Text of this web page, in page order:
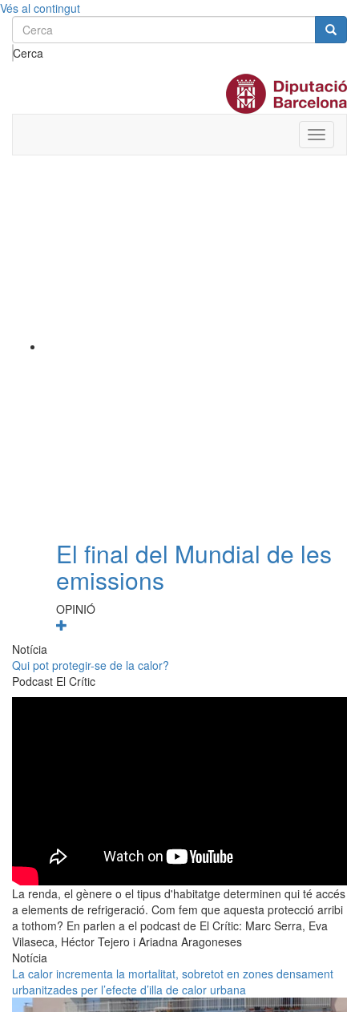
Vés al contingut
Cerca
Toggle
menu
El final del Mundial de les
emissions
OPINIÓ
Notícia
Qui pot protegir-se de la calor?
Podcast El Crític
La renda, el gènere o el tipus d'habitatge determinen qui té accés
a elements de refrigeració. Com fem que aquesta protecció arribi
a tothom? En parlen a el podcast de El Crític: Marc Serra, Eva
Vilaseca, Héctor Tejero i Ariadna Aragoneses
Notícia
La calor incrementa la mortalitat, sobretot en zones densament
urbanitzades per l’efecte d’illa de calor urbana